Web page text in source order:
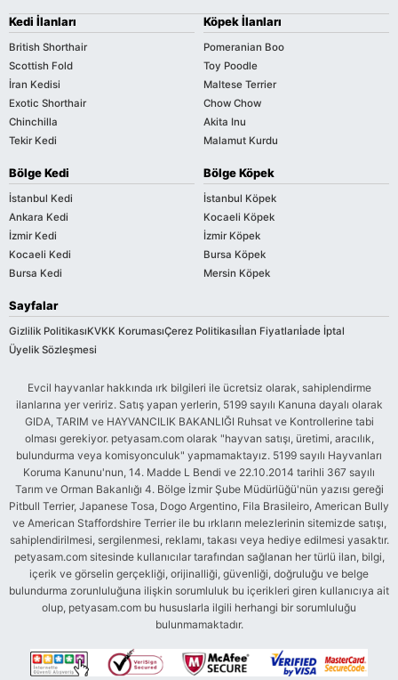
Kedi İlanları
British Shorthair
Scottish Fold
İran Kedisi
Exotic Shorthair
Chinchilla
Tekir Kedi
Köpek İlanları
Pomeranian Boo
Toy Poodle
Maltese Terrier
Chow Chow
Akita Inu
Malamut Kurdu
Bölge Kedi
İstanbul Kedi
Ankara Kedi
İzmir Kedi
Kocaeli Kedi
Bursa Kedi
Bölge Köpek
İstanbul Köpek
Kocaeli Köpek
İzmir Köpek
Bursa Köpek
Mersin Köpek
Sayfalar
Gizlilik PolitikasıKVKK KorumasıÇerez Politikasıİlan Fiyatlarıİade İptal
Üyelik Sözleşmesi
Evcil hayvanlar hakkında ırk bilgileri ile ücretsiz olarak, sahiplendirme
ilanlarına yer veririz. Satış yapan yerlerin, 5199 sayılı Kanuna dayalı olarak
GIDA, TARIM ve HAYVANCILIK BAKANLIĞI Ruhsat ve Kontrollerine tabi
olması gerekiyor. petyasam.com olarak "hayvan satışı, üretimi, aracılık,
bulundurma veya komisyonculuk" yapmamaktayız. 5199 sayılı Hayvanları
Koruma Kanunu'nun, 14. Madde L Bendi ve 22.10.2014 tarihli 367 sayılı
Tarım ve Orman Bakanlığı 4. Bölge İzmir Şube Müdürlüğü'nün yazısı gereği
Pitbull Terrier, Japanese Tosa, Dogo Argentino, Fila Brasileiro, American Bully
ve American Staffordshire Terrier ile bu ırkların melezlerinin sitemizde satışı,
sahiplendirilmesi, sergilenmesi, reklamı, takası veya hediye edilmesi yasaktır.
petyasam.com sitesinde kullanıcılar tarafından sağlanan her türlü ilan, bilgi,
içerik ve görselin gerçekliği, orijinalliği, güvenliği, doğruluğu ve belge
bulundurma zorunluluğuna ilişkin sorumluluk bu içerikleri giren kullanıcıya ait
olup, petyasam.com bu hususlarla ilgili herhangi bir sorumluluğu
bulunmamaktadır.